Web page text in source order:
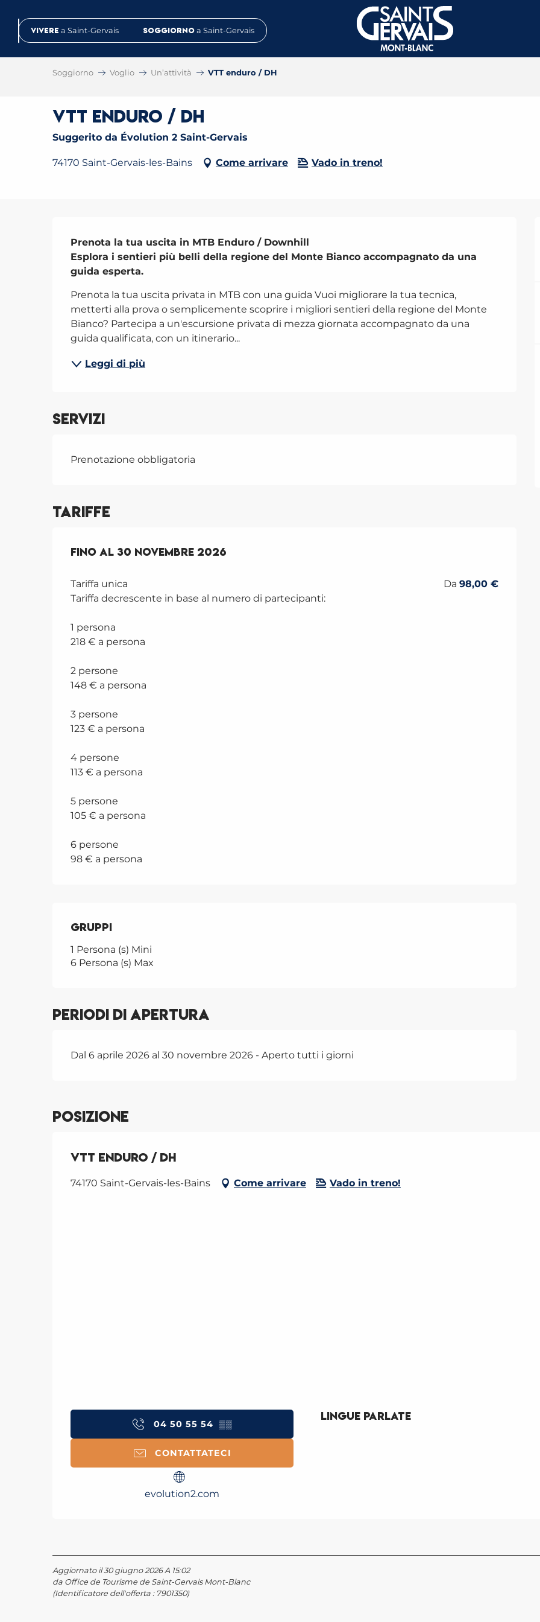
contenuVivere a Saint-Gervais Soggiorno a Saint-Gervais
Soggiorno Voglio Un’attività VTT enduro / DH
VTT enduro / DH
Suggerito da Évolution 2 Saint-Gervais
74170 Saint-Gervais-les-Bains Come arrivare Vado in treno!
Descrizione
Prenota la tua uscita in MTB Enduro / Downhill
Esplora i sentieri più belli della regione del Monte Bianco accompagnato da una
guida esperta.
Prenota la tua uscita privata in MTB con una guida Vuoi migliorare la tua tecnica,
metterti alla prova o semplicemente scoprire i migliori sentieri della regione del Monte
Bianco? Partecipa a un'escursione privata di mezza giornata accompagnato da una
guida qualificata, con un itinerario...
Leggi di più
Servizi
Prenotazione obbligatoria
Tariffe
Dal6 aprile 2026al30 novembre 2026
Fino al 30 novembre 2026
Tariffa unica Da98,00 €
Tariffa decrescente in base al numero di partecipanti:
1 persona
218 € a persona
2 persone
148 € a persona
3 persone
123 € a persona
4 persone
113 € a persona
5 persone
105 € a persona
6 persone
98 € a persona
Gruppi
Gruppi
1 Persona (s) Mini
6 Persona (s) Max
Periodi di apertura
Dal 6 aprile 2026 al 30 novembre 2026 - Aperto tutti i giorni
Posizione
VTT enduro / DH
74170 Saint-Gervais-les-Bains Come arrivare Vado in treno!
04 50 55 54 ▒▒
CONTATTATECI
evolution2.com
Lingue parlate
Lingue parlate
Aggiornato il 30 giugno 2026 A 15:02
da Office de Tourisme de Saint-Gervais Mont-Blanc
(Identificatore dell'offerta : 7901350)